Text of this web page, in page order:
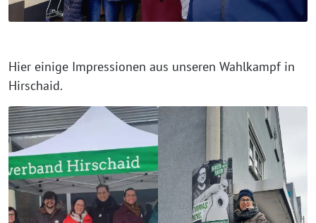
Hier einige Impressionen aus unseren Wahlkampf in
Hirschaid.